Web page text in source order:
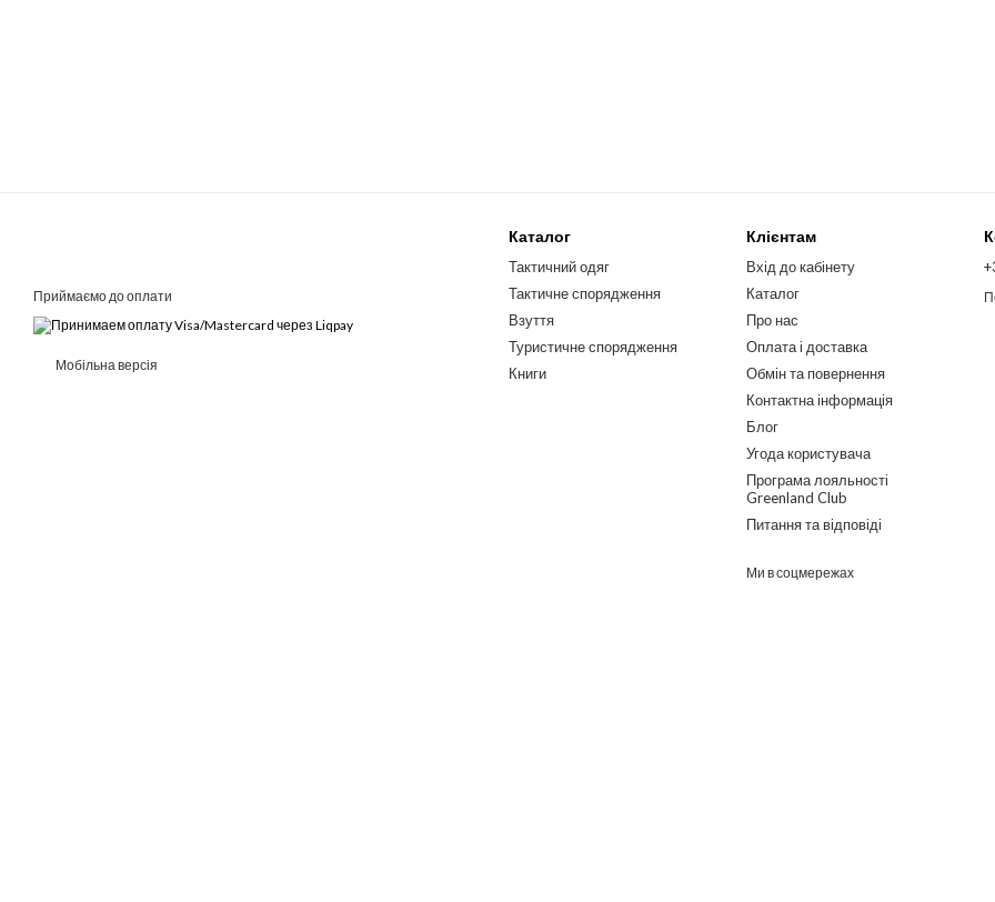
Приймаємо до оплати
Мобільна версія
Каталог
Тактичний одяг
Тактичне спорядження
Взуття
Туристичне спорядження
Книги
Клієнтам
Вхід до кабінету
Каталог
Про нас
Оплата і доставка
Обмін та повернення
Контактна інформація
Блог
Угода користувача
Програма лояльності
Greenland Club
Питання та відповіді
Ми в соцмережах